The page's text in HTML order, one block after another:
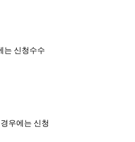
는 신청수수
우에는 신청